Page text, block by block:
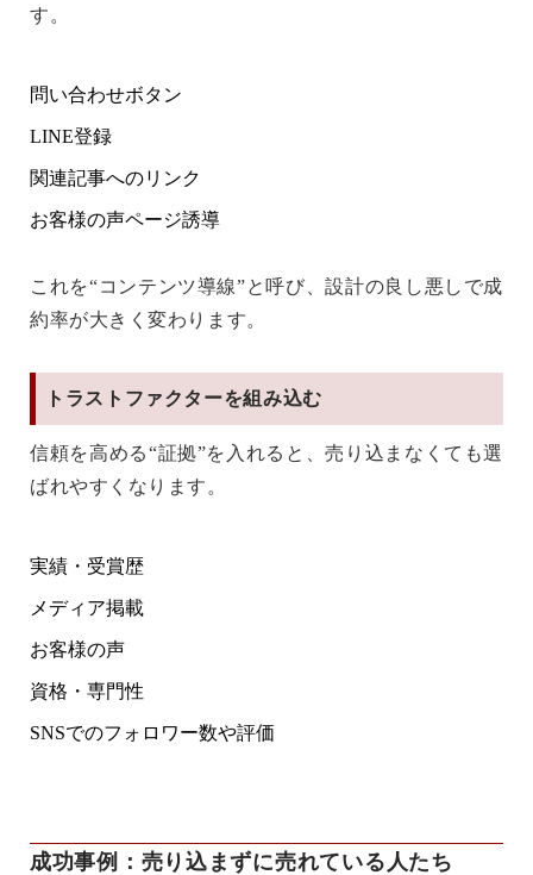
す。
問い合わせボタン
LINE登録
関連記事へのリンク
お客様の声ページ誘導
これを“コンテンツ導線”と呼び、設計の良し悪しで成
約率が大きく変わります。
トラストファクターを組み込む
信頼を高める“証拠”を入れると、売り込まなくても選
ばれやすくなります。
実績・受賞歴
メディア掲載
お客様の声
資格・専門性
SNSでのフォロワー数や評価
成功事例：売り込まずに売れている人たち